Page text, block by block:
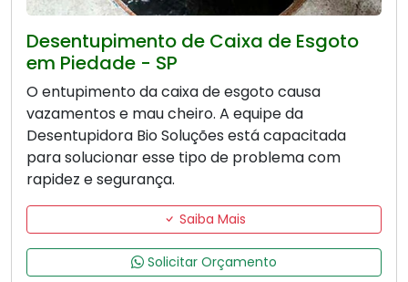
Desentupimento de Caixa de Esgoto
em Piedade - SP
O entupimento da caixa de esgoto causa
vazamentos e mau cheiro. A equipe da
Desentupidora Bio Soluções está capacitada
para solucionar esse tipo de problema com
rapidez e segurança.
Saiba Mais
Solicitar Orçamento